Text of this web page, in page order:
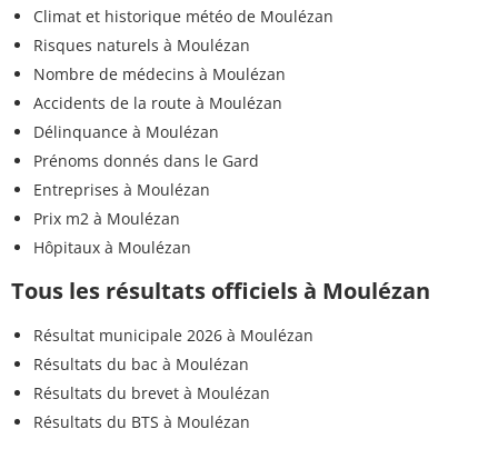
Climat et historique météo de Moulézan
Risques naturels à Moulézan
Nombre de médecins à Moulézan
Accidents de la route à Moulézan
Délinquance à Moulézan
Prénoms donnés dans le Gard
Entreprises à Moulézan
Prix m2 à Moulézan
Hôpitaux à Moulézan
Tous les résultats officiels à Moulézan
Résultat municipale 2026 à Moulézan
Résultats du bac à Moulézan
Résultats du brevet à Moulézan
Résultats du BTS à Moulézan